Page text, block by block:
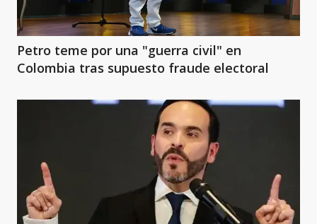
Petro teme por una "guerra civil" en
Colombia tras supuesto fraude electoral